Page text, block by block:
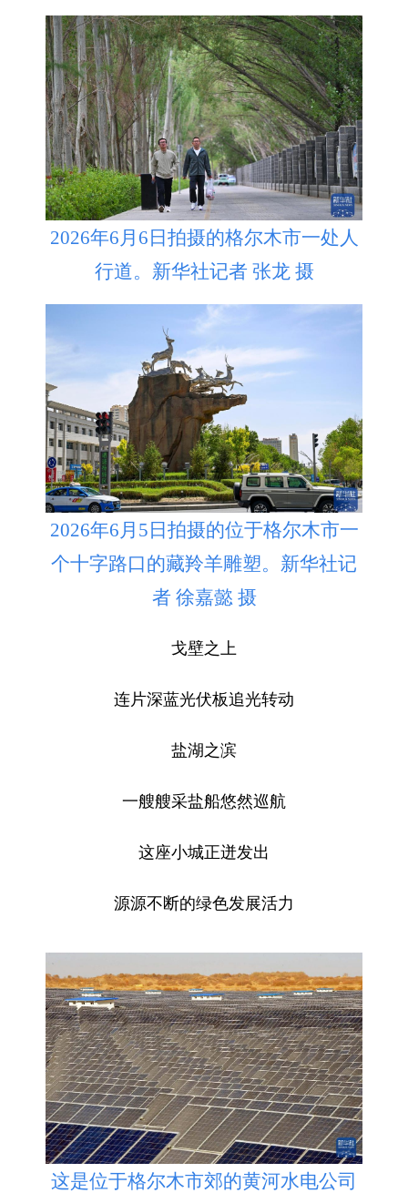
2026年6月6日拍摄的格尔木市一处人
行道。新华社记者 张龙 摄
2026年6月5日拍摄的位于格尔木市一
个十字路口的藏羚羊雕塑。新华社记
者 徐嘉懿 摄
戈壁之上
连片深蓝光伏板追光转动
盐湖之滨
一艘艘采盐船悠然巡航
这座小城正迸发出
源源不断的绿色发展活力
这是位于格尔木市郊的黄河水电公司